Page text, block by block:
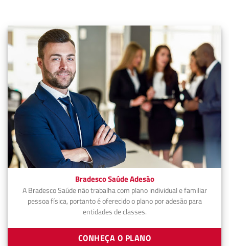
Bradesco Saúde Adesão
A Bradesco Saúde não trabalha com plano individual e familiar
pessoa física, portanto é oferecido o plano por adesão para
entidades de classes.
CONHEÇA O PLANO